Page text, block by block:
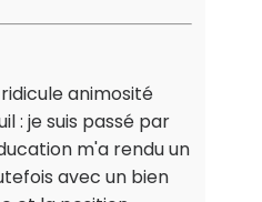
animosité
: je suis passé par
m'a rendu un
avec un bien